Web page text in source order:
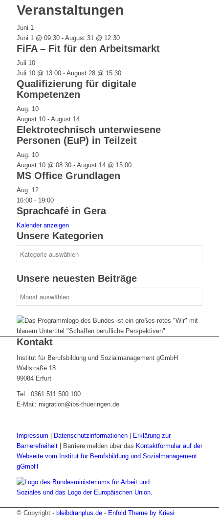
Veranstaltungen
Juni 1
Juni 1 @ 09:30- August 31 @ 12:30
FiFA – Fit für den Arbeitsmarkt
Juli 10
Juli 10 @ 13:00- August 28 @ 15:30
Qualifizierung für digitale
Kompetenzen
Aug. 10
August 10- August 14
Elektrotechnisch unterwiesene
Personen (EuP) in Teilzeit
Aug. 10
August 10 @ 08:30- August 14 @ 15:00
MS Office Grundlagen
Aug. 12
16:00- 19:00
Sprachcafé in Gera
Kalender anzeigen
Unsere Kategorien
Kategorien
Unsere neuesten Beiträge
Kontakt
Institut für Berufsbildung und Sozialmanagement gGmbH
Wallstraße 18
99084 Erfurt
Tel.: 0361 511 500 100
E-Mail: migration@ibs-thueringen.de
Impressum | Datenschutzinformationen| Erklärung zur
Barrierefreiheit| Barriere melden über das Kontaktformular auf der
Webseite vom Institut für Berufsbildung und Sozialmanagement
gGmbH
© Copyright - bleibdranplus.de- Enfold Theme by Kriesi